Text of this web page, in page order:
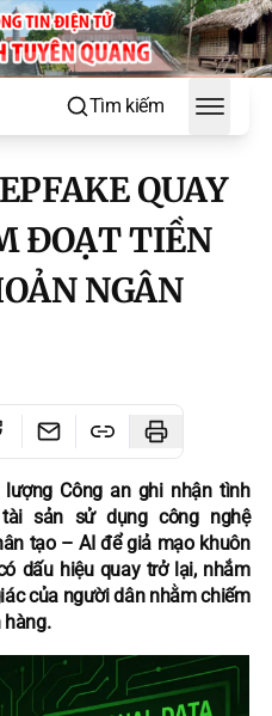
Tìm kiếm
Toggle
QUAY
ĐOẠT TIỀN
NGÂN
Công an ghi nhận tình
sản sử dụng công nghệ
tạo – AI để giả mạo khuôn
dấu hiệu quay trở lại, nhắm
của người dân nhằm chiếm
hàng.